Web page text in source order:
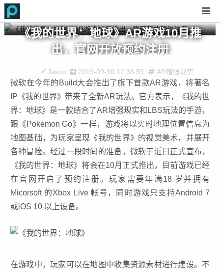
《我的世界：地球》AR游戏10月推
出，官网开放预约注册
Jason 2019-09-30 12:38:59 AR增强现实
微软在今年的Build大会推出了旗下首款AR游戏，将著名
IP《我的世界》带来了全新AR玩法。官方表示，《我的世
界：地球》是一款结合了AR增强现实和LBS玩法的手游，
跟《Pokemon Go》一样，游戏将以实时地理位置信息为
地图基础，为玩家呈现《我的世界》的视觉美术，并展开
各种冒险。经过一段时间的准备，微软于近日正式宣布，
《我的世界：地球》将会在10月正式推出，目前游戏已经
在官网开启了预约注册。玩家需要年满18 岁并拥有
Micorsoft 的Xbox Live 帐号，同时游戏只支持Android 7
或iOS 10 以上设备。
在游戏中，玩家可以在地图中收集资源素材进行建设。不